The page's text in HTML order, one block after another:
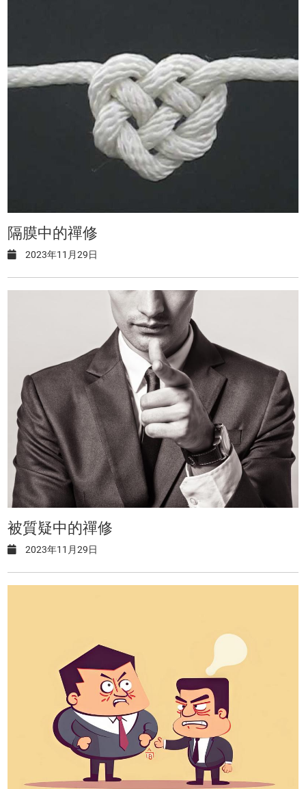
隔膜中的禪修
2023年11月29日
被質疑中的禪修
2023年11月29日